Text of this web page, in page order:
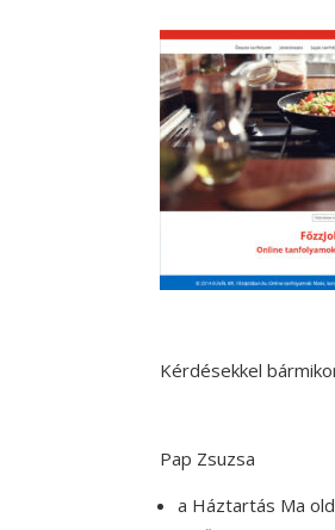
Kérdésekkel
Pap Zsuzsa
a Háztartás Ma